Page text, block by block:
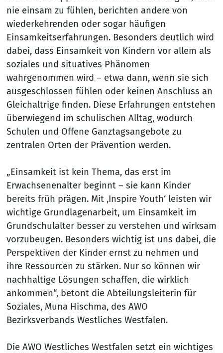
nie einsam zu fühlen, berichten andere von
wiederkehrenden oder sogar häufigen
Einsamkeitserfahrungen. Besonders deutlich wird
dabei, dass Einsamkeit von Kindern vor allem als
soziales und situatives Phänomen
wahrgenommen wird – etwa dann, wenn sie sich
ausgeschlossen fühlen oder keinen Anschluss an
Gleichaltrige finden. Diese Erfahrungen entstehen
überwiegend im schulischen Alltag, wodurch
Schulen und Offene Ganztagsangebote zu
zentralen Orten der Prävention werden.
„Einsamkeit ist kein Thema, das erst im
Erwachsenenalter beginnt – sie kann Kinder
bereits früh prägen. Mit ‚Inspire Youth‘ leisten wir
wichtige Grundlagenarbeit, um Einsamkeit im
Grundschulalter besser zu verstehen und wirksam
vorzubeugen. Besonders wichtig ist uns dabei, die
Perspektiven der Kinder ernst zu nehmen und
ihre Ressourcen zu stärken. Nur so können wir
nachhaltige Lösungen schaffen, die wirklich
ankommen“, betont die Abteilungsleiterin für
Soziales, Muna Hischma, des AWO
Bezirksverbands Westliches Westfalen.
Die AWO Westliches Westfalen setzt ein wichtiges